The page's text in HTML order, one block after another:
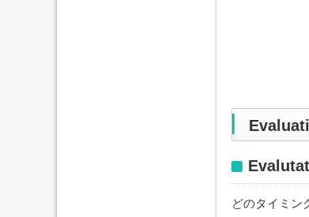
どのタイミン